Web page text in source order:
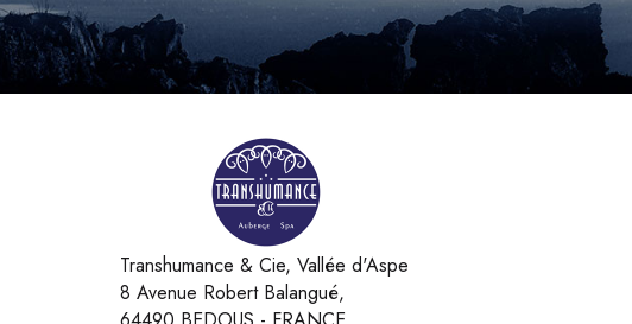
Transhumance & Cie, Vallée d'Aspe
8 Avenue Robert Balangué,